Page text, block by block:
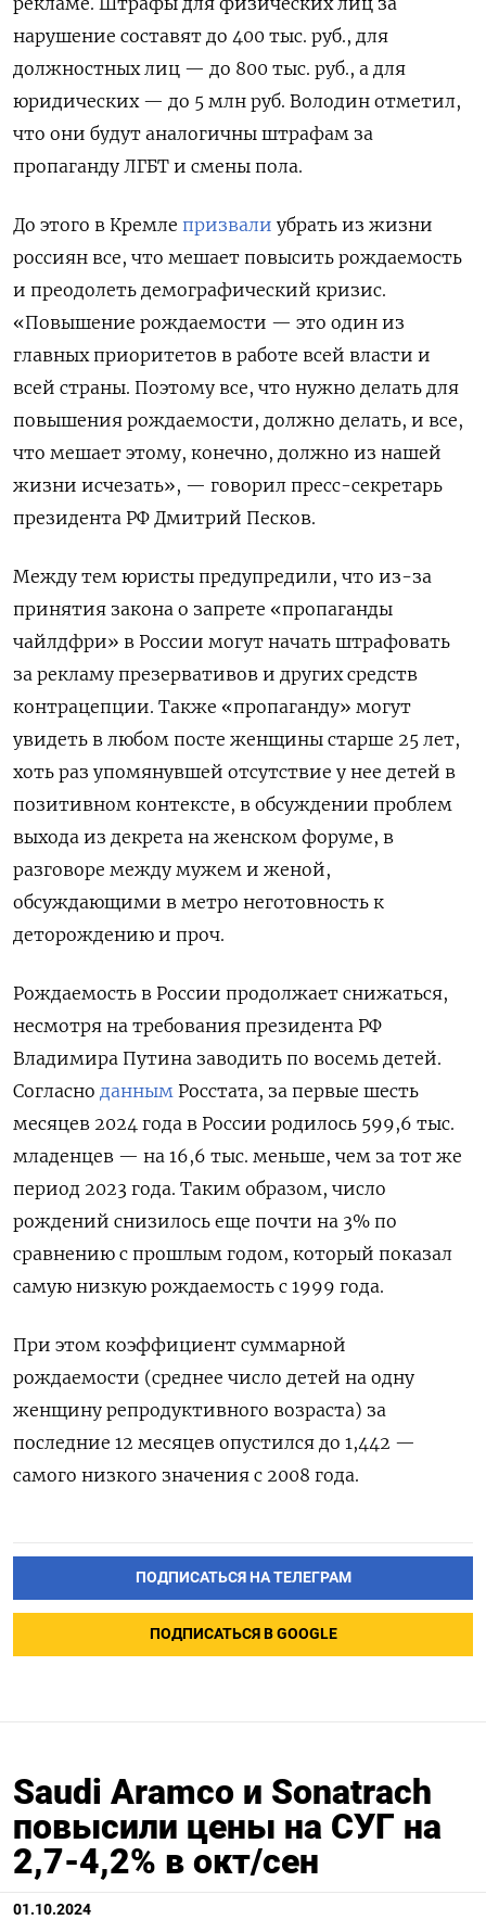
нарушение составят до 400 тыс. руб., для
должностных лиц — до 800 тыс. руб., а для
юридических — до 5 млн руб. Володин отметил,
что они будут аналогичны штрафам за
пропаганду ЛГБТ и смены пола.
До этого в Кремле призвали убрать из жизни
россиян все, что мешает повысить рождаемость
и преодолеть демографический кризис.
«Повышение рождаемости — это один из
главных приоритетов в работе всей власти и
всей страны. Поэтому все, что нужно делать для
повышения рождаемости, должно делать, и все,
что мешает этому, конечно, должно из нашей
жизни исчезать», — говорил пресс-секретарь
президента РФ Дмитрий Песков.
Между тем юристы предупредили, что из-за
принятия закона о запрете «пропаганды
чайлдфри» в России могут начать штрафовать
за рекламу презервативов и других средств
контрацепции. Также «пропаганду» могут
увидеть в любом посте женщины старше 25 лет,
хоть раз упомянувшей отсутствие у нее детей в
позитивном контексте, в обсуждении проблем
выхода из декрета на женском форуме, в
разговоре между мужем и женой,
обсуждающими в метро неготовность к
деторождению и проч.
Рождаемость в России продолжает снижаться,
несмотря на требования президента РФ
Владимира Путина заводить по восемь детей.
Согласно данным Росстата, за первые шесть
месяцев 2024 года в России родилось 599,6 тыс.
младенцев — на 16,6 тыс. меньше, чем за тот же
период 2023 года. Таким образом, число
рождений снизилось еще почти на 3% по
сравнению с прошлым годом, который показал
самую низкую рождаемость с 1999 года.
При этом коэффициент суммарной
рождаемости (среднее число детей на одну
женщину репродуктивного возраста) за
последние 12 месяцев опустился до 1,442 —
самого низкого значения с 2008 года.
ПОДПИСАТЬСЯ НА ТЕЛЕГРАМ
ПОДПИСАТЬСЯ В GOOGLE
Saudi Aramco и Sonatrach
повысили цены на СУГ на
2,7-4,2% в окт/сен
01.10.2024